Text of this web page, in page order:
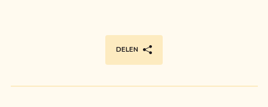
DELEN